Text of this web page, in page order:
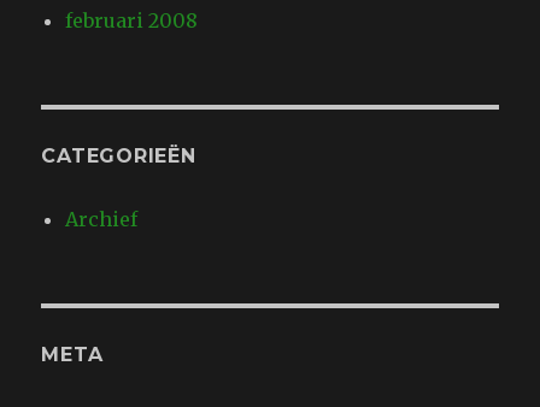
februari 2008
CATEGORIEËN
Archief
META